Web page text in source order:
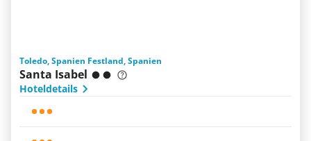
Toledo, Spanien Festland, Spanien
Santa Isabel
Hoteldetails